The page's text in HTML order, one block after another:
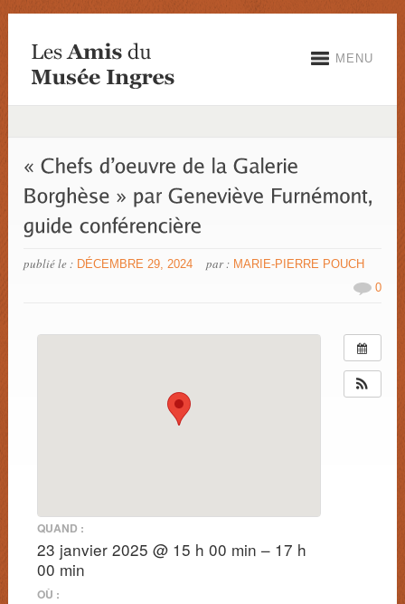
MENU
publié le : DÉCEMBRE 29, 2024 par : MARIE-PIERRE POUCH
0
QUAND :
23 janvier 2025 @ 15 h 00 min – 17 h
00 min
OÙ :